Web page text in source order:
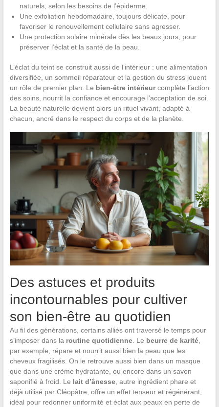
naturels, selon les besoins de l’épiderme.
Une exfoliation hebdomadaire, toujours délicate, pour
favoriser le renouvellement cellulaire sans agresser.
Une protection solaire minérale dès les beaux jours, pour
préserver l’éclat et la santé de la peau.
L’éclat du teint se construit aussi de l’intérieur : une alimentation
diversifiée, un sommeil réparateur et la gestion du stress jouent
un rôle de premier plan. Le bien-être intérieurcomplète l’action
des soins, nourrit la confiance et encourage l’acceptation de soi.
La beauté naturelle devient alors un rituel vivant, adapté à
chacun, ancré dans le respect du corps et de la planète.
Des astuces et produits
incontournables pour cultiver
son bien-être au quotidien
Au fil des générations, certains alliés ont traversé le temps pour
s’imposer dans la routine quotidienne. Le beurre de karité,
par exemple, répare et nourrit aussi bien la peau que les
cheveux fragilisés. On le retrouve aussi bien dans un masque
que dans une crème hydratante, ou encore dans un savon
saponifié à froid. Le lait d’ânesse, autre ingrédient phare et
déjà utilisé par Cléopâtre, offre un effet tenseur et régénérant,
idéal pour redonner uniformité et éclat aux peaux en perte de